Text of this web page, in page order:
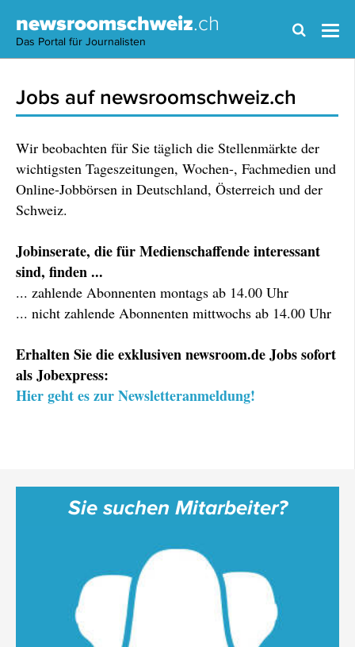
newsroomschweiz.ch
Das Portal für Journalisten
Jobs auf newsroomschweiz.ch
Wir beobachten für Sie täglich die Stellenmärkte der
wichtigsten Tageszeitungen, Wochen-, Fachmedien und
Online-Jobbörsen in Deutschland, Österreich und der
Schweiz.
Jobinserate, die für Medienschaffende interessant
sind, finden ...
... zahlende Abonnenten montags ab 14.00 Uhr
... nicht zahlende Abonnenten mittwochs ab 14.00 Uhr
Erhalten Sie die exklusiven newsroom.de Jobs sofort
als Jobexpress:
Hier geht es zur Newsletteranmeldung!
Sie suchen Mitarbeiter?